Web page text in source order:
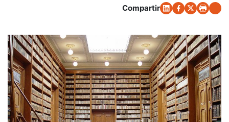
Compartir